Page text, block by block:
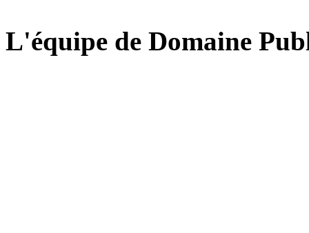
L'équipe de Domaine